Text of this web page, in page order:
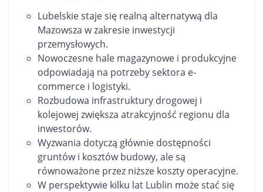
Lubelskie staje się realną alternatywą dla
Mazowsza w zakresie inwestycji
przemysłowych.
Nowoczesne hale magazynowe i produkcyjne
odpowiadają na potrzeby sektora e-
commerce i logistyki.
Rozbudowa infrastruktury drogowej i
kolejowej zwiększa atrakcyjność regionu dla
inwestorów.
Wyzwania dotyczą głównie dostępności
gruntów i kosztów budowy, ale są
równoważone przez niższe koszty operacyjne.
W perspektywie kilku lat Lublin może stać się